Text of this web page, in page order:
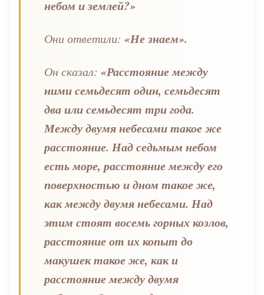
небом и землей?»
Они ответили: «Не знаем».
Он сказал: «Расстояние между
ними семьдесят один, семьдесят
два или семьдесят три года.
Между двумя небесами такое же
расстояние. Над седьмым небом
есть море, расстояние между его
поверхностью и дном такое же,
как между двумя небесами. Над
этим стоят восемь горных козлов,
расстояние от их копыт до
макушек такое же, как и
расстояние между двумя